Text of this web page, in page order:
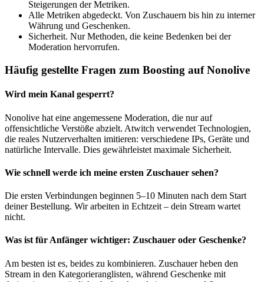
Steigerungen der Metriken.
Alle Metriken abgedeckt. Von Zuschauern bis hin zu interner
Währung und Geschenken.
Sicherheit. Nur Methoden, die keine Bedenken bei der
Moderation hervorrufen.
Häufig gestellte Fragen zum Boosting auf Nonolive
Wird mein Kanal gesperrt?
Nonolive hat eine angemessene Moderation, die nur auf
offensichtliche Verstöße abzielt. Atwitch verwendet Technologien,
die reales Nutzerverhalten imitieren: verschiedene IPs, Geräte und
natürliche Intervalle. Dies gewährleistet maximale Sicherheit.
Wie schnell werde ich meine ersten Zuschauer sehen?
Die ersten Verbindungen beginnen 5–10 Minuten nach dem Start
deiner Bestellung. Wir arbeiten in Echtzeit – dein Stream wartet
nicht.
Was ist für Anfänger wichtiger: Zuschauer oder Geschenke?
Am besten ist es, beides zu kombinieren. Zuschauer heben den
Stream in den Kategorieranglisten, während Geschenke mit